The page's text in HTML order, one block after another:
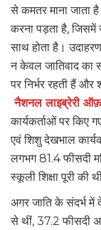
से कमतर माना जाता
करना पड़ता है, जिसमें
साथ होता है।
न केवल जातिवाद का
पर निर्भर रहती हैं
नैशनल लाइब्रेरी
कार्यकर्ताओं पर किए
एवं शिशु देखभाल
लगभग 81.4 फीसदी
स्कूली शिक्षा पूरी की
अगर जाति के संदर्भ में
से थीं, 37.2 फीसदी